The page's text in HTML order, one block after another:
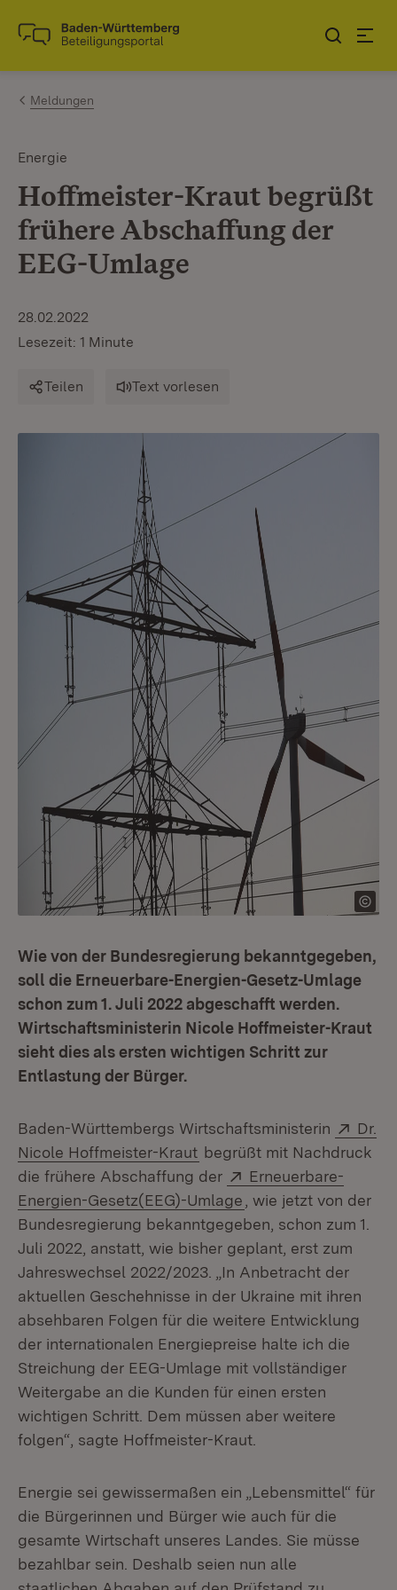
Zum Inhalt springen
Link zur Startseite
Meldungen
Energie
Hoffmeister-Kraut begrüßt
frühere Abschaffung der
EEG-Umlage
28.02.2022
Lesezeit: 1 Minute
Teilen Text vorlesen
Wie von der Bundesregierung bekanntgegeben,
soll die Erneuerbare-Energien-Gesetz-Umlage
schon zum 1. Juli 2022 abgeschafft werden.
Wirtschaftsministerin Nicole Hoffmeister-Kraut
sieht dies als ersten wichtigen Schritt zur
Entlastung der Bürger.
Baden-Württembergs Wirtschaftsministerin
Dr.
Nicole Hoffmeister-Kraut (Öffnet in neuem Fenster)
begrüßt mit Nachdruck
die frühere Abschaffung der
Extern:
Erneuerbare-
Energien-Gesetz(EEG)-Umlage (Öffnet in neuem
, wie jetzt von der
Bundesregierung bekanntgegeben, schon zum 1.
Juli 2022, anstatt, wie bisher geplant, erst zum
Jahreswechsel 2022/2023. „In Anbetracht der
aktuellen Geschehnisse in der Ukraine mit ihren
absehbaren Folgen für die weitere Entwicklung
der internationalen Energiepreise halte ich die
Streichung der EEG-Umlage mit vollständiger
Weitergabe an die Kunden für einen ersten
wichtigen Schritt. Dem müssen aber weitere
folgen“, sagte Hoffmeister-Kraut.
Energie sei gewissermaßen ein „Lebensmittel“ für
die Bürgerinnen und Bürger wie auch für die
gesamte Wirtschaft unseres Landes. Sie müsse
bezahlbar sein. Deshalb seien nun alle